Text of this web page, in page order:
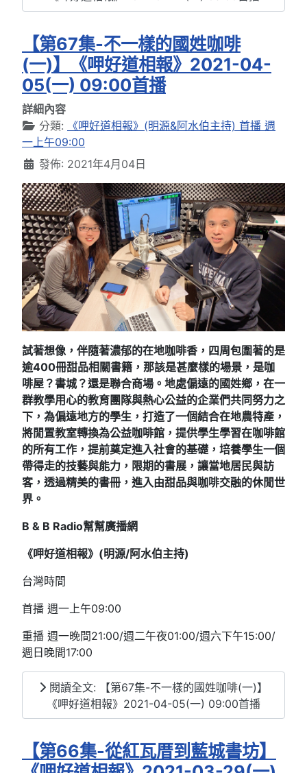
【第67集-不一樣的國姓咖啡
(一)】《呷好道相報》2021-04-
05(一) 09:00首播
詳細內容
分類:
《呷好道相報》(明源&阿水伯主持) 首播 週
一上午09:00
發佈: 2021年4月04日
試著想像，伴隨著濃郁的在地咖啡香，四周包圍著的是
逾400冊甜品相關書籍，那該是甚麼樣的場景，是咖
啡屋？書城？還是聯合商場。地處偏遠的國姓鄉，在一
群教學用心的教育團隊與熱心公益的企業們共同努力之
下，為偏遠地方的學生，打造了一個結合在地農特產，
將閒置教室轉換為公益咖啡館，提供學生學習在咖啡館
的所有工作，提前奠定進入社會的基礎，培養學生一個
帶得走的技藝與能力，限期的書展，讓當地居民與訪
客，透過精美的書冊，進入由甜品與咖啡交融的休閒世
界。
B & B Radio幫幫廣播網
《呷好道相報》(明源/阿水伯主持)
台灣時間
首播 週一上午09:00
重播 週一晚間21:00/週二午夜01:00/週六下午15:00/
週日晚間17:00
閱讀全文: 【第67集-不一樣的國姓咖啡(一)】
《呷好道相報》2021-04-05(一) 09:00首播
【第66集-從紅瓦厝到藍城書坊】